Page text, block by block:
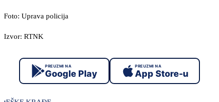
Foto: Uprava policija
Izvor: RTNK
PREUZMI NA
Google Play
PREUZMI NA
App Store-u